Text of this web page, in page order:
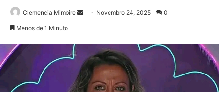
Clemencia Mimbire
Send Novembro 24, 2025 0
Menos de 1 Minuto